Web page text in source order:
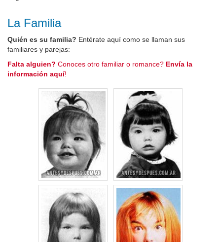
La Familia
Quién es su familia? Entérate aquí como se llaman sus
familiares y parejas:
Falta alguien? Conoces otro familiar o romance? Envía la
información aquí!